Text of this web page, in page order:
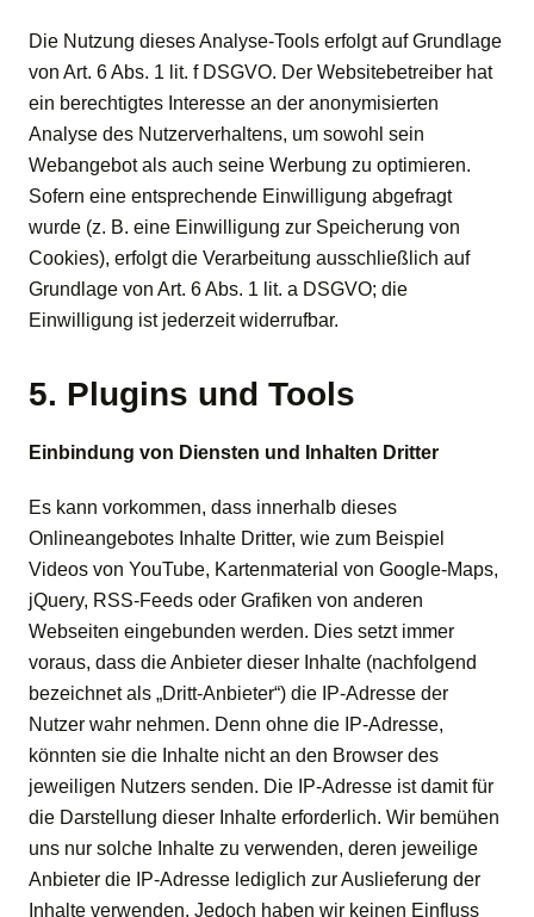
Die Nutzung dieses Analyse-Tools erfolgt auf Grundlage
von Art. 6 Abs. 1 lit. f DSGVO. Der Websitebetreiber hat
ein berechtigtes Interesse an der anonymisierten
Analyse des Nutzerverhaltens, um sowohl sein
Webangebot als auch seine Werbung zu optimieren.
Sofern eine entsprechende Einwilligung abgefragt
wurde (z. B. eine Einwilligung zur Speicherung von
Cookies), erfolgt die Verarbeitung ausschließlich auf
Grundlage von Art. 6 Abs. 1 lit. a DSGVO; die
Einwilligung ist jederzeit widerrufbar.
5. Plugins und Tools
Einbindung von Diensten und Inhalten Dritter
Es kann vorkommen, dass innerhalb dieses
Onlineangebotes Inhalte Dritter, wie zum Beispiel
Videos von YouTube, Kartenmaterial von Google-Maps,
jQuery, RSS-Feeds oder Grafiken von anderen
Webseiten eingebunden werden. Dies setzt immer
voraus, dass die Anbieter dieser Inhalte (nachfolgend
bezeichnet als „Dritt-Anbieter“) die IP-Adresse der
Nutzer wahr nehmen. Denn ohne die IP-Adresse,
könnten sie die Inhalte nicht an den Browser des
jeweiligen Nutzers senden. Die IP-Adresse ist damit für
die Darstellung dieser Inhalte erforderlich. Wir bemühen
uns nur solche Inhalte zu verwenden, deren jeweilige
Anbieter die IP-Adresse lediglich zur Auslieferung der
Inhalte verwenden. Jedoch haben wir keinen Einfluss